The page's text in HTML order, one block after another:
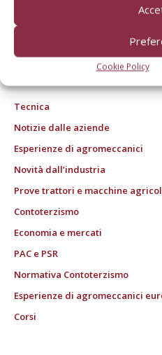
Cookie Policy
© Tecniche Nuove Spa. Tutti i diritti
20157 Milano | Codice fiscale, Partita
imprese di Milano: 00753480151
Registrazione Tribunale di Milano n.
registrata presso il Tribunale di
ROC "Poste italiane Spa sped.
Tecnica
Notizie dalle aziende
Esperienze di agromeccanici
Novità dall’industria
Prove trattori e macchine
Contoterzismo
Economia e mercati
PAC e PSR
Normativa Contoterzismo
Esperienze di agromeccanici
Corsi